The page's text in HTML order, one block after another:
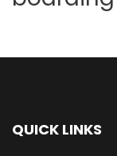
QUICK LINKS